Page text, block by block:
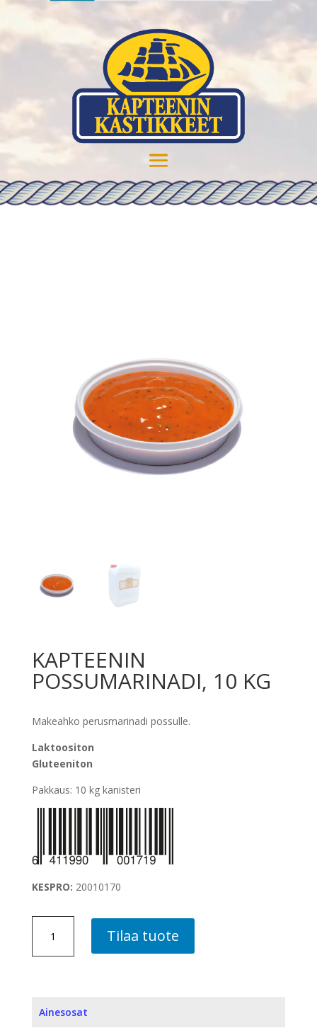
KAPTEENIN
POSSUMARINADI, 10 KG
Makeahko perusmarinadi possulle.
Laktoositon
Gluteeniton
Pakkaus: 10 kg kanisteri
KESPRO: 20010170
POSSUMARINADI,
10
Tilaa tuote
Ainesosat